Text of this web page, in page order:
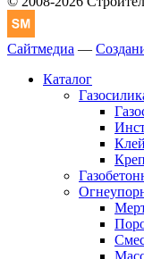
Сайтмедиа —
Каталог